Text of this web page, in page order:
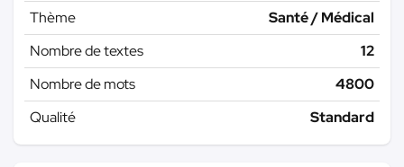
Thème
Santé / Médical
Nombre de textes
12
Nombre de mots
4800
Qualité
Standard